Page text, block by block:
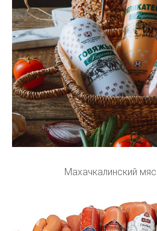
Махачкалинский